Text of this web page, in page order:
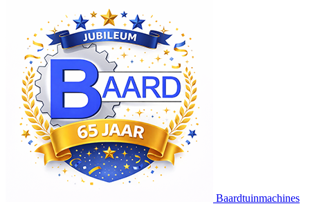
Baardtuinmachines